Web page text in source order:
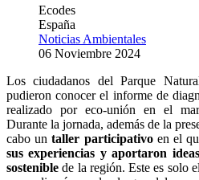
Ecodes
España
Noticias Ambientales
06 Noviembre 2024
Los ciudadanos del Parque
pudieron conocer el informe de
realizado por eco-unión en el
Durante la jornada, además de la
cabo untaller participativoen el
sus experiencias y aportaron
sostenible de la región. Este es solo